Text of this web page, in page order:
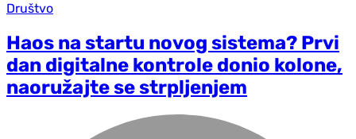
Društvo
Haos na startu novog sistema? Prvi
dan digitalne kontrole donio kolone,
naoružajte se strpljenjem